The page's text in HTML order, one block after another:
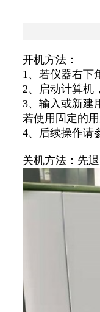
开机方法：
1、若仪器右下
2、启动计算机
3、输入或新建
若使用固定的
4、后续操作请
关机方法：先